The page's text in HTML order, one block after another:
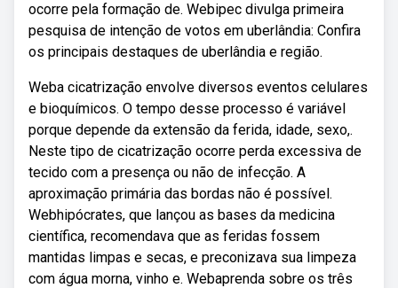
ocorre pela formação de. Webipec divulga primeira
pesquisa de intenção de votos em uberlândia: Confira
os principais destaques de uberlândia e região.
Weba cicatrização envolve diversos eventos celulares
e bioquímicos. O tempo desse processo é variável
porque depende da extensão da ferida, idade, sexo,.
Neste tipo de cicatrização ocorre perda excessiva de
tecido com a presença ou não de infecção. A
aproximação primária das bordas não é possível.
Webhipócrates, que lançou as bases da medicina
científica, recomendava que as feridas fossem
mantidas limpas e secas, e preconizava sua limpeza
com água morna, vinho e. Webaprenda sobre os três